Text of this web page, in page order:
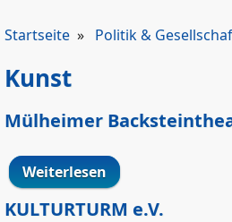
Startseite » Politik &
Kunst
Mülheimer
Weiterlesen über Mülheimer
KULTURTURM e.V.